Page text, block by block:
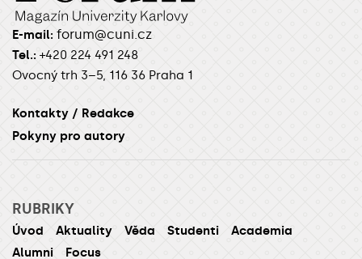
E-mail: forum@cuni.cz
Tel.: +420 224 491 248
Ovocný trh 3–5, 116 36 Praha 1
Kontakty / Redakce
Pokyny pro autory
RUBRIKY
Úvod Aktuality Věda Studenti
Academia
Alumni
Focus